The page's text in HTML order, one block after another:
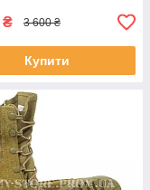
₴ 3 600 ₴
Купити